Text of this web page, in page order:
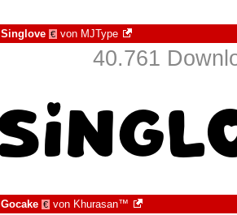
Singlove € von MJType
40.761
Gocake € von Khurasan™